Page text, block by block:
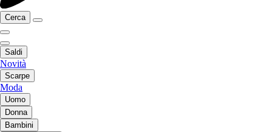
Cerca
Saldi
Novità
Scarpe
Moda
Uomo
Donna
Bambini